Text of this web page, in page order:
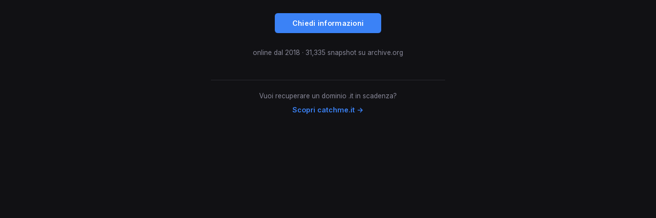
Chiedi informazioni
online dal 2018 · 31,335 snapshot su archive.org
Vuoi recuperare un dominio .it in scadenza?
Scopri catchme.it →